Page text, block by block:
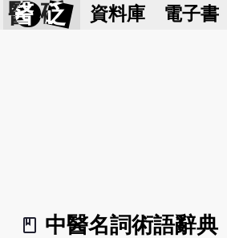
醫 砭 資料庫 電子書
book_2
中醫名詞術語辭典